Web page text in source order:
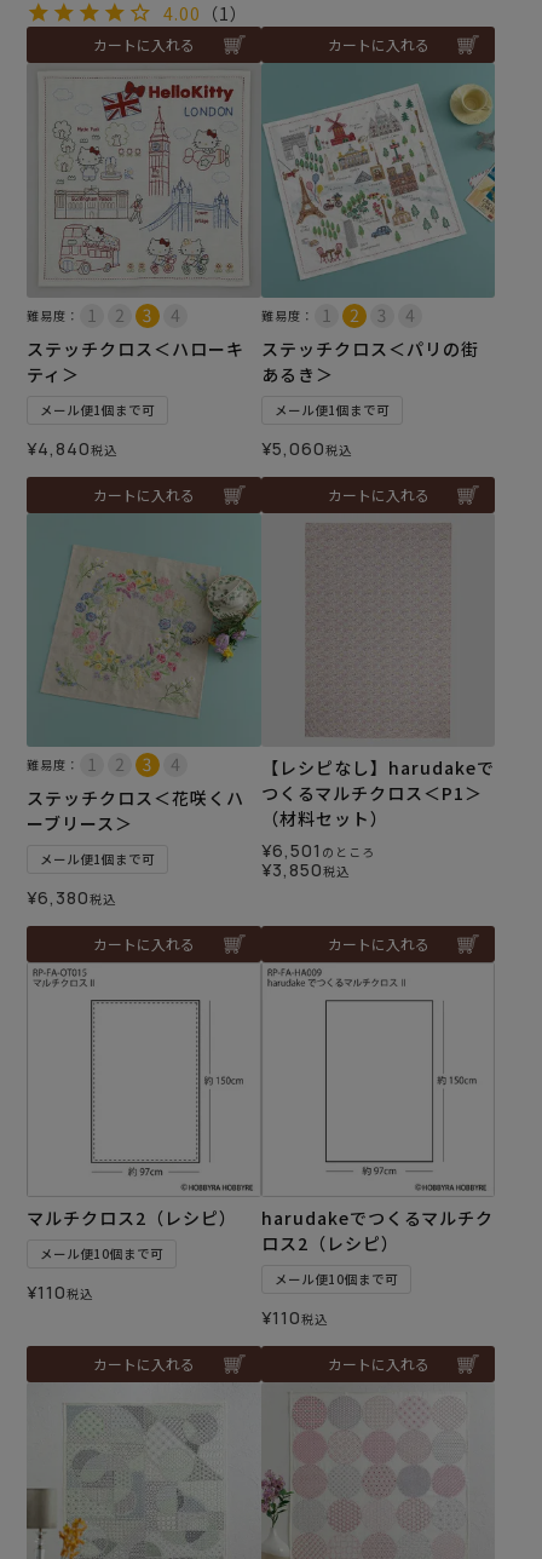
4.00 （1）
カートに入れる カートに入れる
難易度：
ステッチクロス＜ハローキ
ティ＞
メール便1個まで可
¥4,840税込
カートに入れる
難易度：
ステッチクロス＜パリの街
あるき＞
メール便1個まで可
¥5,060税込
カートに入れる
難易度：
ステッチクロス＜花咲くハ
ーブリース＞
メール便1個まで可
¥6,380税込
カートに入れる
【レシピなし】harudakeで
つくるマルチクロス＜P1＞
（材料セット）
¥6,501 のところ
¥3,850税込
カートに入れる
マルチクロス2（レシピ）
メール便10個まで可
¥110税込
カートに入れる
harudakeでつくるマルチク
ロス2（レシピ）
メール便10個まで可
¥110税込
カートに入れる